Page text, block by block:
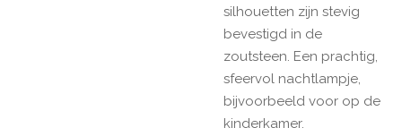
silhouetten zijn stevig
bevestigd in de
zoutsteen. Een prachtig,
sfeervol nachtlampje,
bijvoorbeeld voor op de
kinderkamer.